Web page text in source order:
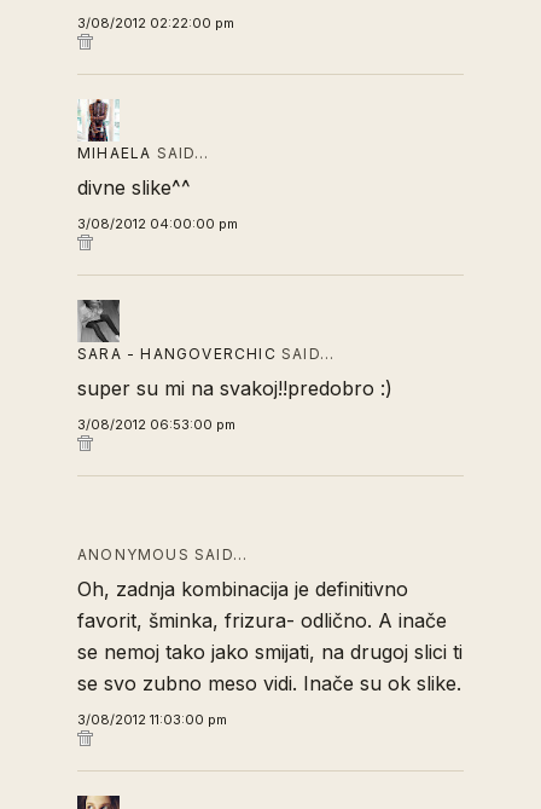
3/08/2012 02:22:00 pm
MIHAELA SAID…
divne slike^^
3/08/2012 04:00:00 pm
SARA - HANGOVERCHIC SAID…
super su mi na svakoj!!predobro :)
3/08/2012 06:53:00 pm
ANONYMOUS SAID…
Oh, zadnja kombinacija je definitivno
favorit, šminka, frizura- odlično. A inače
se nemoj tako jako smijati, na drugoj slici ti
se svo zubno meso vidi. Inače su ok slike.
3/08/2012 11:03:00 pm